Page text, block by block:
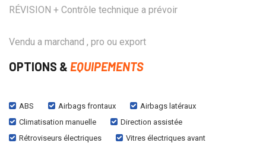
RÉVISION + Contrôle technique a prévoir
Vendu a marchand , pro ou export
OPTIONS & EQUIPEMENTS
ABS Airbags frontaux
Airbags latéraux
Climatisation manuelle
Direction assistée
Rétroviseurs électriques
Vitres électriques avant